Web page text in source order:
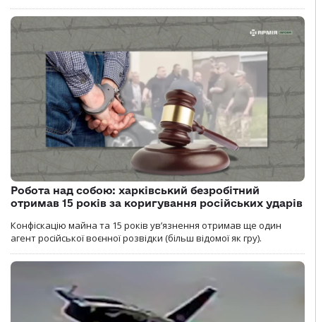
Робота над собою: харківський безробітний
отримав 15 років за коригування російських ударів
Конфіскацію майна та 15 років увʼязнення отримав ще один
агент російської воєнної розвідки (більш відомої як гру).